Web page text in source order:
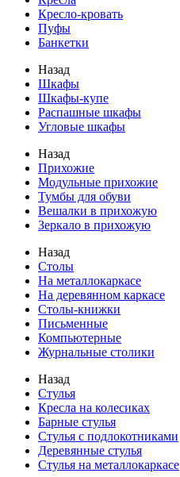
Кресло-кровать
Пуфы
Банкетки
Назад
Шкафы
Шкафы-купе
Распашные шкафы
Угловые шкафы
Назад
Прихожие
Модульные прихожие
Тумбы для обуви
Вешалки в прихожую
Зеркало в прихожую
Назад
Столы
На металлокаркасе
На деревянном каркасе
Столы-книжки
Письменные
Компьютерные
Журнальные столики
Назад
Стулья
Кресла на колесиках
Барные стулья
Стулья с подлокотниками
Деревянные стулья
Стулья на металлокаркасе